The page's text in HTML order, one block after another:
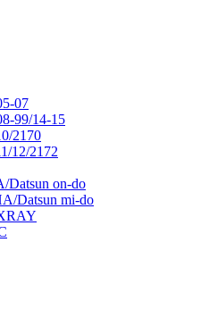
07
99/14-15
2170
12/2172
on-do
Datsun mi-do